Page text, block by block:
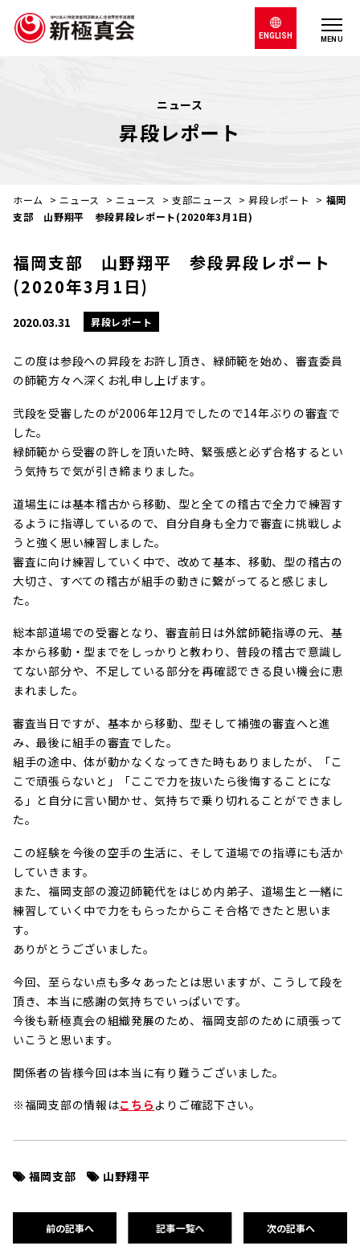
MENU
ENGLISH
ニュース
昇段レポート
ホーム > ニュース > ニュース >支部ニュース >昇段レポート > 福岡
支部 山野翔平 参段昇段レポート(2020年3月1日)
福岡支部 山野翔平 参段昇段レポート
(2020年3月1日)
2020.03.31 昇段レポート
この度は参段への昇段をお許し頂き、緑師範を始め、審査委員
の師範方々へ深くお礼申し上げます。
弐段を受審したのが2006年12月でしたので14年ぶりの審査で
した。
緑師範から受審の許しを頂いた時、緊張感と必ず合格するとい
う気持ちで気が引き締まりました。
道場生には基本稽古から移動、型と全ての稽古で全力で練習す
るように指導しているので、自分自身も全力で審査に挑戦しよ
うと強く思い練習しました。
審査に向け練習していく中で、改めて基本、移動、型の稽古の
大切さ、すべての稽古が組手の動きに繋がってると感じまし
た。
総本部道場での受審となり、審査前日は外舘師範指導の元、基
本から移動・型までをしっかりと教わり、普段の稽古で意識し
てない部分や、不足している部分を再確認できる良い機会に恵
まれました。
審査当日ですが、基本から移動、型そして補強の審査へと進
み、最後に組手の審査でした。
組手の途中、体が動かなくなってきた時もありましたが、「こ
こで頑張らないと」「ここで力を抜いたら後悔することにな
る」と自分に言い聞かせ、気持ちで乗り切れることができまし
た。
この経験を今後の空手の生活に、そして道場での指導にも活か
していきます。
また、福岡支部の渡辺師範代をはじめ内弟子、道場生と一緒に
練習していく中で力をもらったからこそ合格できたと思いま
す。
ありがとうございました。
今回、至らない点も多々あったとは思いますが、こうして段を
頂き、本当に感謝の気持ちでいっぱいです。
今後も新極真会の組織発展のため、福岡支部のために頑張って
いこうと思います。
関係者の皆様今回は本当に有り難うございました。
※福岡支部の情報はこちら よりご確認下さい。
福岡支部 山野翔平
前の記事へ 記事一覧へ 次の記事へ